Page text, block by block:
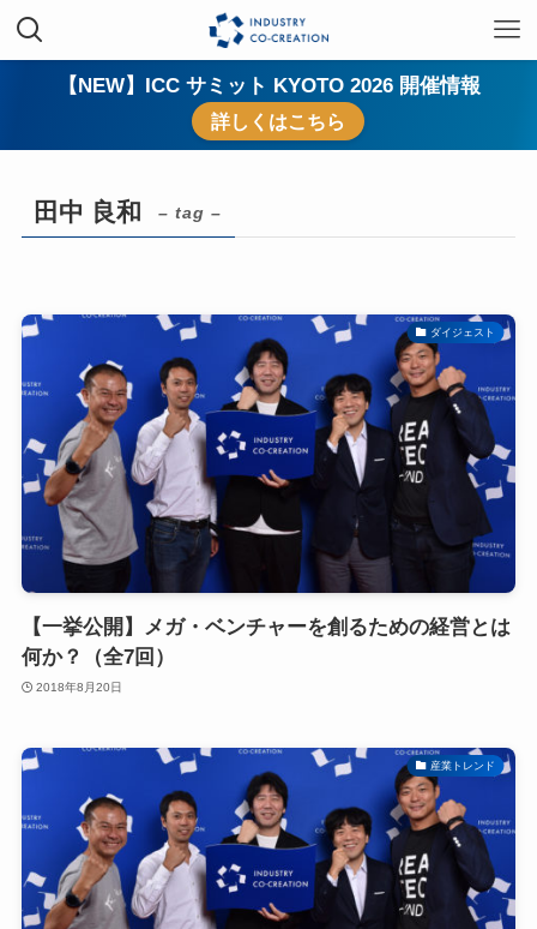
【NEW】ICC サミット KYOTO 2026 開催情報
詳しくはこちら
田中 良和 – tag –
ダイジェスト
【一挙公開】メガ・ベンチャーを創るための経営とは
何か？（全7回）
2018年8月20日
産業トレンド